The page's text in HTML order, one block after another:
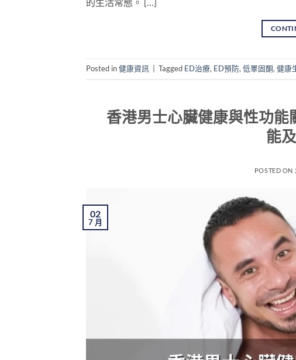
Posted in健康資訊 Tagged ED治療, ED預防,低睪固酮,健康
香港男士心臟健康與性功
能
POSTED ON
02
7 月